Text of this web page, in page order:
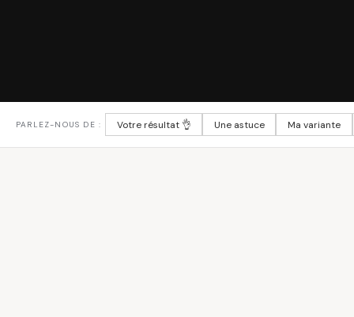
PARLEZ-NOUS DE : Votre résultat 👌 Une astuce Ma variante